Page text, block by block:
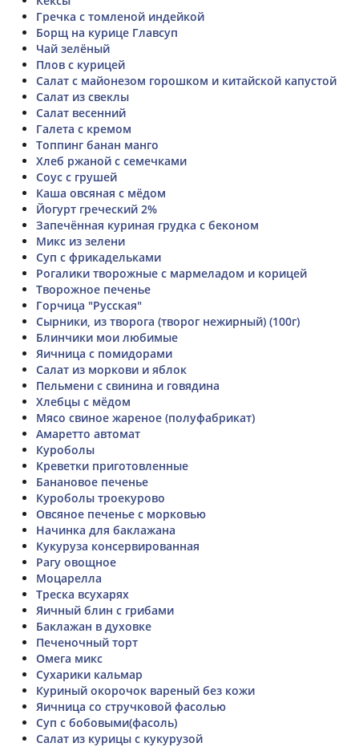
Гречка с томленой индейкой
Борщ на курице Главсуп
Чай зелёный
Плов с курицей
Салат с майонезом горошком и китайской капустой
Салат из свеклы
Салат весенний
Галета с кремом
Топпинг банан манго
Хлеб ржаной с семечками
Соус с грушей
Каша овсяная с мёдом
Йогурт греческий 2%
Запечённая куриная грудка с беконом
Микс из зелени
Суп с фрикадельками
Рогалики творожные с мармеладом и корицей
Творожное печенье
Горчица "Русская"
Сырники, из творога (творог нежирный) (100г)
Блинчики мои любимые
Яичница с помидорами
Салат из моркови и яблок
Пельмени с свинина и говядина
Хлебцы с мёдом
Мясо свиное жареное (полуфабрикат)
Амаретто автомат
Куроболы
Креветки приготовленные
Банановое печенье
Куроболы троекурово
Овсяное печенье с морковью
Начинка для баклажана
Кукуруза консервированная
Рагу овощное
Моцарелла
Треска всухарях
Яичный блин с грибами
Баклажан в духовке
Печеночный торт
Омега микс
Сухарики кальмар
Куриный окорочок вареный без кожи
Яичница со стручковой фасолью
Суп с бобовыми(фасоль)
Салат из курицы с кукурузой